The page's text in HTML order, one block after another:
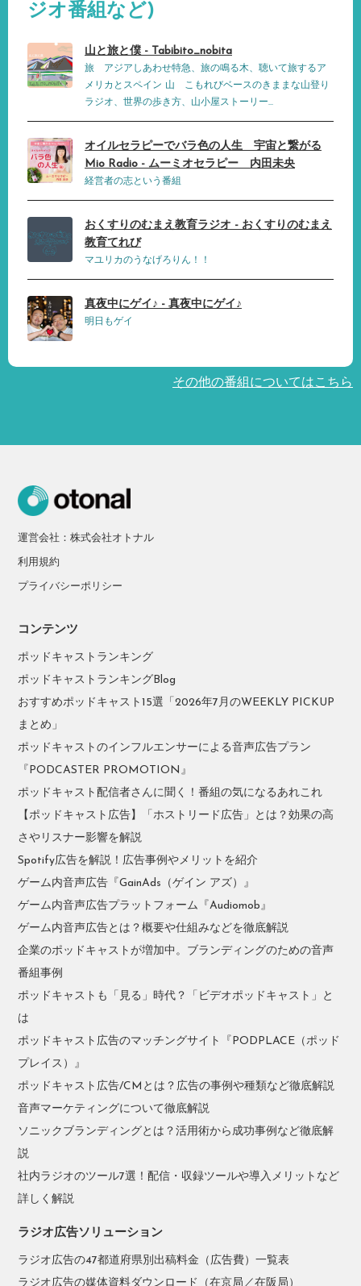
ジオ番組など)
山と旅と僕 - Tabibito_nobita
旅 アジアしあわせ特急、旅の鳴る木、聴いて旅するア
メリカとスペイン 山 こもれびベースのきままな山登り
ラジオ、世界の歩き方、山小屋ストーリー...
オイルセラピーでバラ色の人生 宇宙と繋がる
Mio Radio - ムーミオセラピー 内田未央
経営者の志という番組
おくすりのむまえ教育ラジオ - おくすりのむまえ
教育てれび
マユリカのうなげろりん！！
真夜中にゲイ♪ - 真夜中にゲイ♪
明日もゲイ
その他の番組についてはこちら
運営会社：株式会社オトナル
利用規約
プライバシーポリシー
コンテンツ
ポッドキャストランキング
ポッドキャストランキングBlog
おすすめポッドキャスト15選「2026年7月のWEEKLY PICKUP
まとめ」
ポッドキャストのインフルエンサーによる音声広告プラン
『PODCASTER PROMOTION』
ポッドキャスト配信者さんに聞く！番組の気になるあれこれ
【ポッドキャスト広告】「ホストリード広告」とは？効果の高
さやリスナー影響を解説
Spotify広告を解説！広告事例やメリットを紹介
ゲーム内音声広告『GainAds（ゲイン アズ）』
ゲーム内音声広告プラットフォーム『Audiomob』
ゲーム内音声広告とは？概要や仕組みなどを徹底解説
企業のポッドキャストが増加中。ブランディングのための音声
番組事例
ポッドキャストも「見る」時代？「ビデオポッドキャスト」と
は
ポッドキャスト広告のマッチングサイト『PODPLACE（ポッド
プレイス）』
ポッドキャスト広告/CMとは？広告の事例や種類など徹底解説
音声マーケティングについて徹底解説
ソニックブランディングとは？活用術から成功事例など徹底解
説
社内ラジオのツール7選！配信・収録ツールや導入メリットなど
詳しく解説
ラジオ広告ソリューション
ラジオ広告の47都道府県別出稿料金（広告費）一覧表
ラジオ広告の媒体資料ダウンロード（在京局／在阪局）